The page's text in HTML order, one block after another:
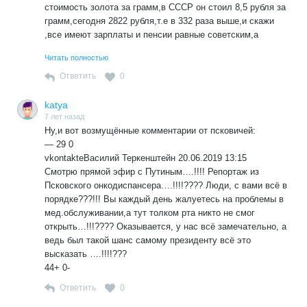
стоимость золота за грамм,в СССР он стоил 8,5 рубля за
грамм,сегодня 2822 рубля,т.е в 332 раза выше,и скажи
,все имеют зарплаты и пенсии равные советским,а
пенсии и зарплаты.Да к тому же в СССР мы имели
качественные продукты,когда мясные изделия
в Краснодарском крае при проверке сосисок,сарделек и
вареных колбас ,в них не нашли даже не только мяса ,но
даже хвостов буйволов и кенгуру.А при проверке на днях
Роспотребнадзором самых продвинутых брендов
мороженного,в них почти не было молока,на 70% они
состояли из пальмового масла,что в принципе не было в
СССР.А потому заткнись со своим бредом.
Читать полностью
Ответить 0
katya
7 лет назад
Ну,и вот возмущённые комментарии от псковичей:
— 29 0
vkontakteВасилий Теркенштейн 20.06.2019 13:15
Смотрю прямой эфир с Путиным….!!!! Репортаж из
Псковского онкодиспансера….!!!!???? Люди, с вами всё в
порядке???!!! Вы каждый день жалуетесь на проблемы в
мед.обслуживании,а тут толком рта никто не смог
открыть…!!!???? Оказывается, у нас всё замечательно, а
ведь был такой шанс самому президенту всё это
высказать ….!!!!???
44+ 0-
Ответить 0